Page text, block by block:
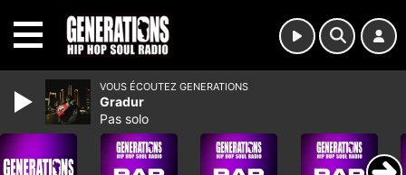
VOUS ÉCOUTEZ GENERATIONS
Gradur
Pas solo